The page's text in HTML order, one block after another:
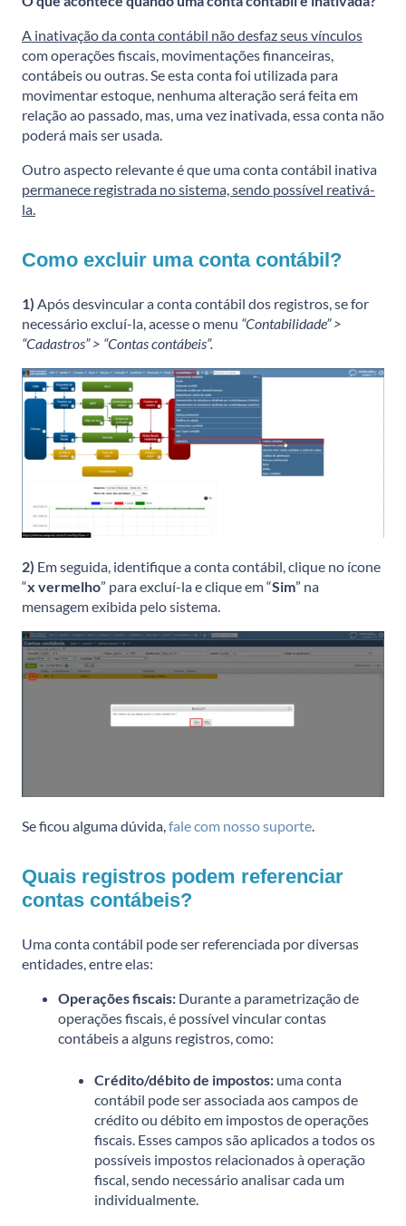
A inativação da conta contábil não desfaz seus vínculos
com operações fiscais, movimentações financeiras,
contábeis ou outras. Se esta conta foi utilizada para
movimentar estoque, nenhuma alteração será feita em
relação ao passado, mas, uma vez inativada, essa conta não
poderá mais ser usada.
Outro aspecto relevante é que uma conta contábil inativa
permanece registrada no sistema, sendo possível reativá-
la.
Como excluir uma conta contábil?
1) Após desvincular a conta contábil dos registros, se for
necessário excluí-la, acesse o menu “Contabilidade” >
“Cadastros” > “Contas contábeis”.
2) Em seguida, identifique a conta contábil, clique no ícone
“x vermelho” para excluí-la e clique em “Sim” na
mensagem exibida pelo sistema.
Se ficou alguma dúvida,fale com nosso suporte.
Quais registros podem referenciar
contas contábeis?
Uma conta contábil pode ser referenciada por diversas
entidades, entre elas:
Operações fiscais: Durante a parametrização de
operações fiscais, é possível vincular contas
contábeis a alguns registros, como:
Crédito/débito de impostos: uma conta
contábil pode ser associada aos campos de
crédito ou débito em impostos de operações
fiscais. Esses campos são aplicados a todos os
possíveis impostos relacionados à operação
fiscal, sendo necessário analisar cada um
individualmente.